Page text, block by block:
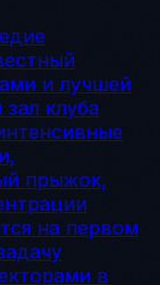
и лучшей
клуба
прыжок,
на первом
в